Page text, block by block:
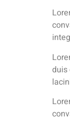
duis